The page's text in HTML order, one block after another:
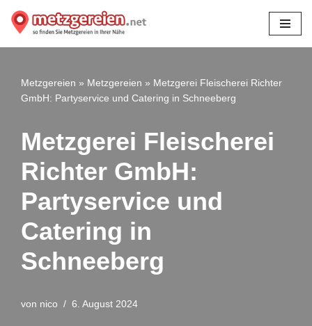
Zum
Metzgereien » Metzgereien » Metzgerei Fleischerei Richter
GmbH: Partyservice und Catering in Schneeberg
Metzgerei Fleischerei
Richter GmbH:
Partyservice und
Catering in
Schneeberg
von nico 6. August 2024